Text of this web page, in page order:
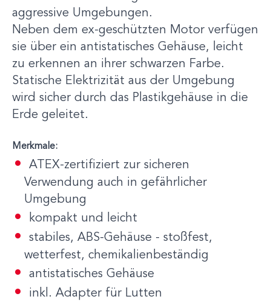
aggressive Umgebungen.
Neben dem ex-geschützten Motor verfügen
sie über ein antistatisches Gehäuse, leicht
zu erkennen an ihrer schwarzen Farbe.
Statische Elektrizität aus der Umgebung
wird sicher durch das Plastikgehäuse in die
Erde geleitet.
Merkmale:
ATEX-zertifiziert zur sicheren
Verwendung auch in gefährlicher
Umgebung
kompakt und leicht
stabiles, ABS-Gehäuse - stoßfest,
wetterfest, chemikalienbeständig
antistatisches Gehäuse
inkl. Adapter für Lutten